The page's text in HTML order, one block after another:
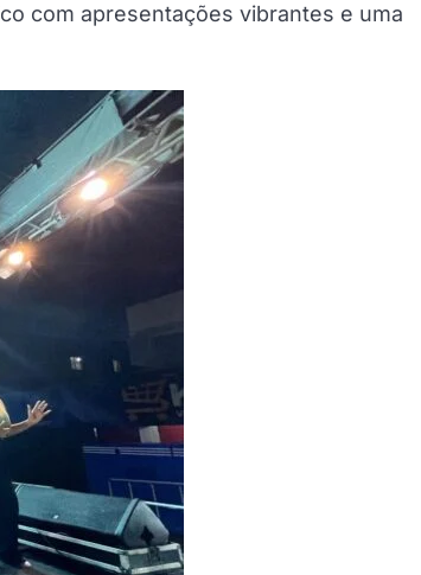
com apresentações vibrantes e uma